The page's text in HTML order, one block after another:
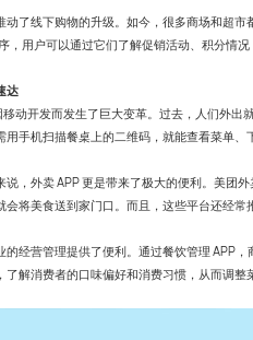
动了线下购物的升级。如今，很多商场和超
，用户可以通过它们了解促销活动、积分情
达
移动开发而发生了巨大变革。过去，人们外
手机扫描餐桌上的二维码，就能查看菜单、
说，外卖 APP 更是带来了极大的便利。美团
将美食送到家门口。而且，这些平台还经常
的经营管理提供了便利。通过餐饮管理 APP
解消费者的口味偏好和消费习惯，从而调整